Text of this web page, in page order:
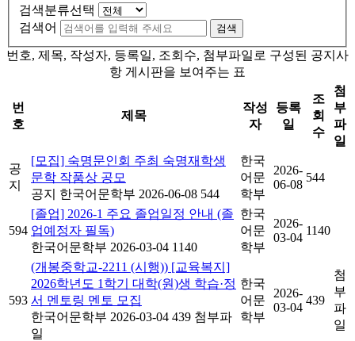
검색분류선택
검색어
검색
번호, 제목, 작성자, 등록일, 조회수, 첨부파일로 구성된 공지사
항 게시판을 보여주는 표
번
호
제목
작성
자
등록
일
조
회
수
첨
부
파
일
공
지
[모집] 숙명문인회 주최 숙명재학생
문학 작품상 공모
공지 한국어문학부 2026-06-08 544
한국
어문
학부
2026-
06-08
544
594
[졸업] 2026-1 주요 졸업일정 안내 (졸
업예정자 필독)
한국어문학부 2026-03-04 1140
한국
어문
학부
2026-
03-04
1140
593
(개봉중학교-2211 (시행)) [교육복지]
2026학년도 1학기 대학(원)생 학습·정
서 멘토링 멘토 모집
한국어문학부 2026-03-04 439 첨부파
일
한국
어문
학부
2026-
03-04
439
첨
부
파
일